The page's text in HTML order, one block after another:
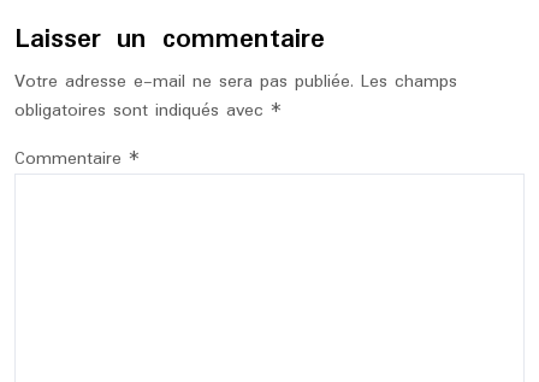
Laisser un commentaire
Votre adresse e-mail ne sera pas publiée. Les champs
obligatoires sont indiqués avec *
Commentaire *